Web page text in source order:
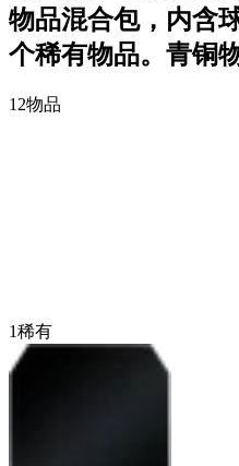
物品混合包，内含
个稀有物品。青铜
12物品
1稀有